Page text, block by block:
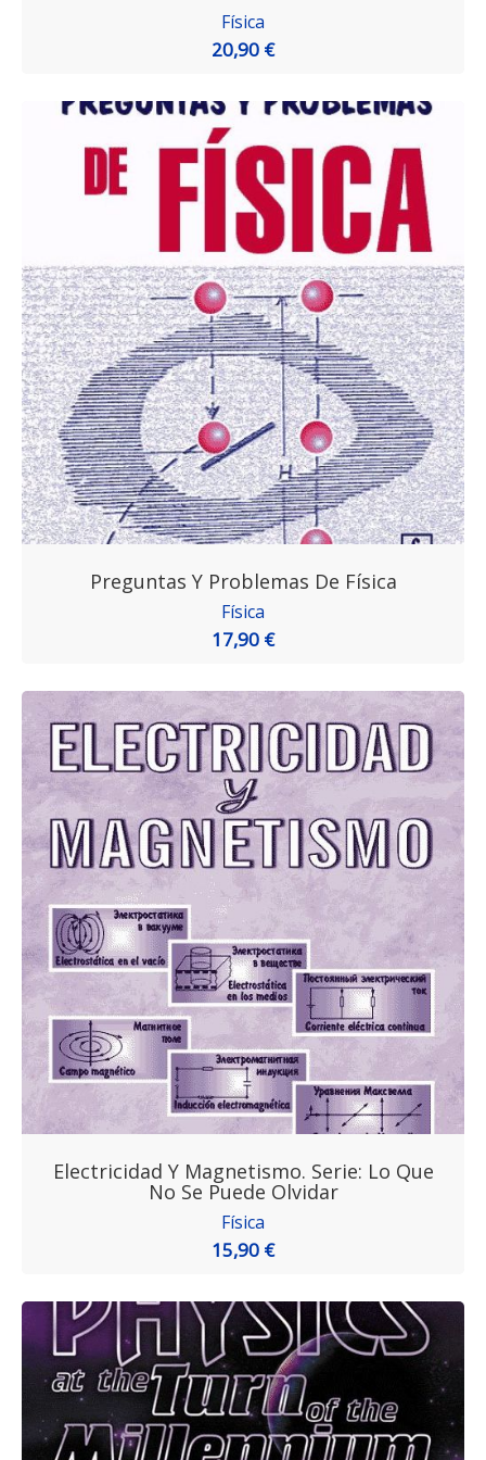
Física
20,90 €
Preguntas Y Problemas De Física
Física
17,90 €
Electricidad Y Magnetismo. Serie: Lo Que
No Se Puede Olvidar
Física
15,90 €